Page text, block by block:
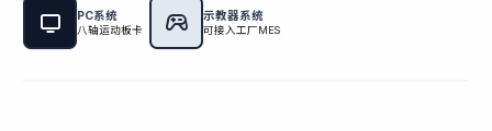
PC系统
八轴运动板卡
示教器系统
可接入工厂MES